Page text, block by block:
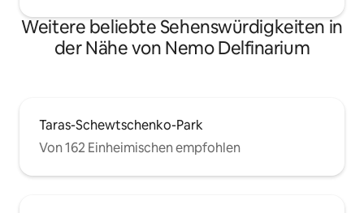
Weitere beliebte Sehenswürdigkeiten in
der Nähe von Nemo Delfinarium
Taras-Schewtschenko-Park
Von 162 Einheimischen empfohlen